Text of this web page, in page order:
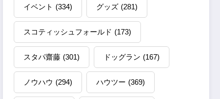
イベント (334) グッズ (281)
スコティッシュフォールド (173)
スタパ齋藤 (301) ドッグラン (167)
ノウハウ (294) ハウツー (369)